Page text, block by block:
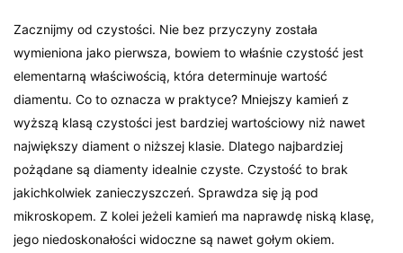
Zacznijmy od czystości. Nie bez przyczyny została
wymieniona jako pierwsza, bowiem to właśnie czystość jest
elementarną właściwością, która determinuje wartość
diamentu. Co to oznacza w praktyce? Mniejszy kamień z
wyższą klasą czystości jest bardziej wartościowy niż nawet
największy diament o niższej klasie. Dlatego najbardziej
pożądane są diamenty idealnie czyste. Czystość to brak
jakichkolwiek zanieczyszczeń. Sprawdza się ją pod
mikroskopem. Z kolei jeżeli kamień ma naprawdę niską klasę,
jego niedoskonałości widoczne są nawet gołym okiem.